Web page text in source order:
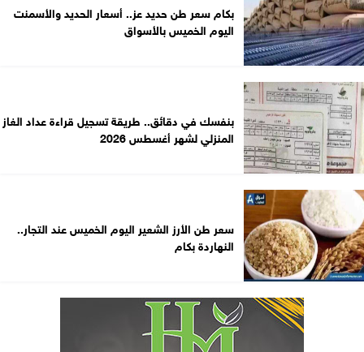
بكام سعر طن حديد عز.. أسعار الحديد والأسمنت
اليوم الخميس بالأسواق
بنفسك في دقائق.. طريقة تسجيل قراءة عداد الغاز
المنزلي لشهر أغسطس 2026
سعر طن الأرز الشعير اليوم الخميس عند التجار..
النهاردة بكام